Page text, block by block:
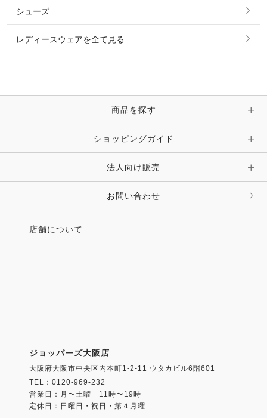
時計・財布・キーケース・革小物
キーホルダー・チャーム・ストラップ
その他 ファッション雑貨
ピアス・イヤリング
ピン・ブローチ・コサージュ
その他 アクセサリー
シューズ
レディースウェアを全て見る
商品を探す
ショッピングガイド
法人向け販売
お問い合わせ
店舗について
ジョッパーズ大阪店
大阪府大阪市中央区内本町1-2-11 ウタカビル6階601
TEL：0120-969-232
営業日：月〜土曜 11時〜19時
定休日：日曜日・祝日・第４月曜